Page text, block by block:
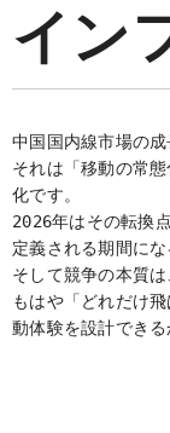
イン
中国国内線市場の
それは「移動の常
化です。
2026年はその転換
定義される期間にな
そして競争の本質は
もはや「どれだけ
動体験を設計できる